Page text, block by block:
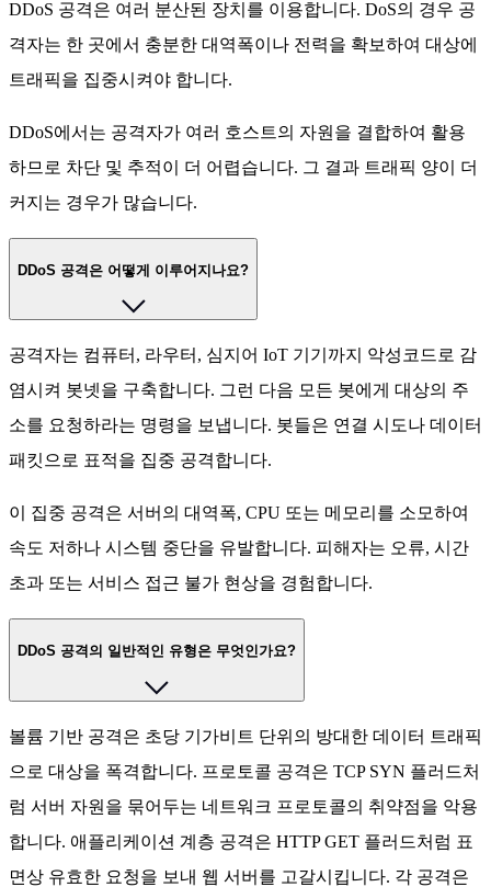
DDoS 공격은 여러 분산된 장치를 이용합니다. DoS의 경우 공
격자는 한 곳에서 충분한 대역폭이나 전력을 확보하여 대상에
트래픽을 집중시켜야 합니다.
DDoS에서는 공격자가 여러 호스트의 자원을 결합하여 활용
하므로 차단 및 추적이 더 어렵습니다. 그 결과 트래픽 양이 더
커지는 경우가 많습니다.
DDoS 공격은 어떻게 이루어지나요?
공격자는 컴퓨터, 라우터, 심지어 IoT 기기까지 악성코드로 감
염시켜 봇넷을 구축합니다. 그런 다음 모든 봇에게 대상의 주
소를 요청하라는 명령을 보냅니다. 봇들은 연결 시도나 데이터
패킷으로 표적을 집중 공격합니다.
이 집중 공격은 서버의 대역폭, CPU 또는 메모리를 소모하여
속도 저하나 시스템 중단을 유발합니다. 피해자는 오류, 시간
초과 또는 서비스 접근 불가 현상을 경험합니다.
DDoS 공격의 일반적인 유형은 무엇인가요?
볼륨 기반 공격은 초당 기가비트 단위의 방대한 데이터 트래픽
으로 대상을 폭격합니다. 프로토콜 공격은 TCP SYN 플러드처
럼 서버 자원을 묶어두는 네트워크 프로토콜의 취약점을 악용
합니다. 애플리케이션 계층 공격은 HTTP GET 플러드처럼 표
면상 유효한 요청을 보내 웹 서버를 고갈시킵니다. 각 공격은